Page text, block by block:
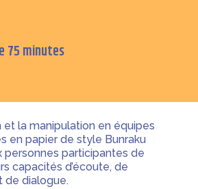
75 minutes
et la manipulation en équipes
en papier de style Bunraku
participantes de
capacités d’écoute, de
de dialogue.